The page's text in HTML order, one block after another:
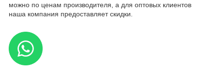
можно по ценам производителя, а для оптовых клиентов
наша компания предоставляет скидки.